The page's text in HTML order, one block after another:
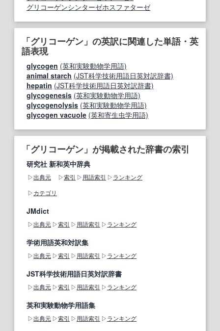
グリコーゲンシンターゼホスファターゼ
「グリコーゲン」の英訳に関連した単語・英
語表現
glycogen (英和実験動物学用語)
animal starch (JST科学技術用語日英対訳辞書)
hepatin (JST科学技術用語日英対訳辞書)
glycogenesis (英和実験動物学用語)
glycogenolysis (英和実験動物学用語)
glycogen vacuole (英和寄生虫学用語)
「グリコーゲン」が掲載された辞書の索引
研究社 新和英中辞典
出典元 索引 用語索引
ランキング
カテゴリ
JMdict
出典元 索引 用語索引 ランキング
学術用語英和対訳集
出典元 索引 用語索引 ランキング
JST科学技術用語日英対訳辞書
出典元 索引 用語索引 ランキング
英和実験動物学用語集
出典元 索引 用語索引 ランキング